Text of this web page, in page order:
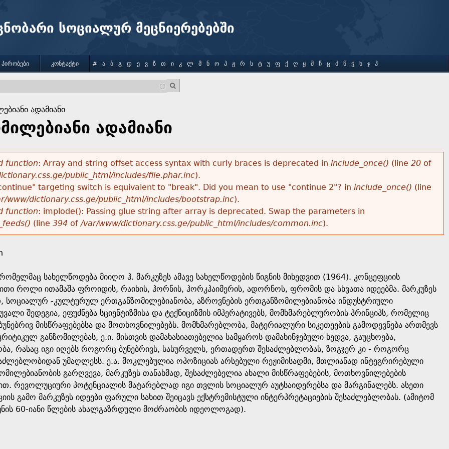
სოციალურ მეცნიერებებში
ადამიანი
ადამიანი
function: Array and string offset access syntax with curly braces is deprecated in include_once() (line 20of
public_html/includes/file.phar.inc).
targeting switch is equivalent to "break". Did you mean to use "continue 2"? in include_once() (line
www/dictionary.css.ge/public_html/includes/bootstrap.inc).
function: implode(): Passing glue string after array is deprecated. Swap the parameters in
(line 394 of/var/www/dictionary.css.ge/public_html/includes/common.inc).
სახელწოდება მიიღო ჰ. მარკუზეს ამავე სახელწოდების წიგნის მიხედვით (1964). კონცეფციის
როლი ითამაშა ფროიდის, რაიხის, ჰორნის, ჰორკჰაიმერის, ადორნოს, ფრომის და სხვათა იდეებმა. მარკუზეს
სოციალურ -კულტურულ ერთგანზომილებიანობა, აზროვნების ერთგანზომილებიანობა ინდუსტრიული
შედეგია, ეფუძნება სციენტიზმისა და ტექნიციზმის იმპერატივებს, მომხმარებლურობის პრინციპს, რომელიც
ბუნებრივ მისწრაფებებსა და მოთხოვნილებებს. მომხმარებლობა, მატერიალური სიკეთეების გამოდევნება ართმევს
განზომილებას, ე.ი. მისთვის დამახასიათებელია სამყაროს დამახინჯებული ხედვა, გაუცხოება,
რასაც იგი იღებს როგორც ბუნებრივს, სასურველს, ერთადერთ შესაძლებლობას, ზოგჯერ კი - როგორც
უმაღლესს. ე.ა. მოკლებულია ოპოზიციას არსებული რეჟიმისადმი, მთლიანად ინტეგრირებული
გარღვევა, მარკუზეს თანახმად, შესაძლებელია ახალი მისწრაფებების, მოთხოვნილებების
რევოლუციური პოტენციალის მატარებლად იგი თვლის სოციალურ აუტსაიდერებსა და მარგინალებს. ასეთი
გამო მარკუზეს იდეები ფარული სახით შეიცავს ექსტრემისტული ინტერპრეტაციების შესაძლებლობას. (ამიტომ
60-იანი წლების ახალგაზრდული მოძრაობის იდეოლოგად).
ᲞᲘᲠᲝᲑᲔᲑᲘ ᲙᲝᲜᲢᲐᲥᲢᲘ # Ა Ბ Გ Დ Ე Ვ Ზ Თ Ი Კ Ლ Მ Ნ Ო Პ Ჟ Რ Ს Ტ Უ Ფ Ქ Ღ Ყ Შ Ჩ Ც Ძ Წ Ჭ Ხ Ჯ Ჰ